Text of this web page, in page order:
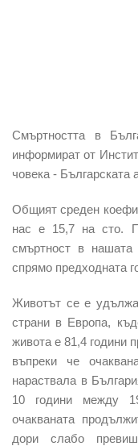
Смъртността в
информират от
човека -
Общият среден
нас е 15,7 на сто.
смъртност в
спрямо предходната
Животът се е
страни в Европа,
живота е 81,4 години
въпреки че
нараствала в
10 години между
очакваната
дори слабо